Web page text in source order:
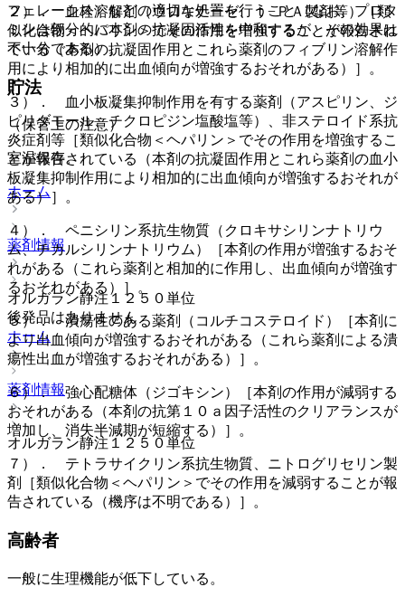
フェレーシス）などの適切な処置を行うこと（なお、プロタ
ミンは部分的に本剤の抗凝固活性を中和するが、その効果は
不十分である）。
貯法
（保管上の注意）
室温保存。
ホーム
薬剤情報
オルガラン静注１２５０単位
後発品はありません
ホーム
薬剤情報
オルガラン静注１２５０単位
２）． 血栓溶解剤（ウロキナーゼ、ｔ−ＰＡ製剤等）［類
似化合物＜ヘパリン＞でその作用を増強することが報告され
ている（本剤の抗凝固作用とこれら薬剤のフィブリン溶解作
用により相加的に出血傾向が増強するおそれがある）］。
３）． 血小板凝集抑制作用を有する薬剤（アスピリン、ジ
ピリダモール、チクロピジン塩酸塩等）、非ステロイド系抗
炎症剤等［類似化合物＜ヘパリン＞でその作用を増強するこ
とが報告されている（本剤の抗凝固作用とこれら薬剤の血小
板凝集抑制作用により相加的に出血傾向が増強するおそれが
ある）］。
４）． ペニシリン系抗生物質（クロキサシリンナトリウ
ム、チカルシリンナトリウム）［本剤の作用が増強するおそ
れがある（これら薬剤と相加的に作用し、出血傾向が増強す
るおそれがある）］。
５）． 潰瘍性のある薬剤（コルチコステロイド）［本剤に
より出血傾向が増強するおそれがある（これら薬剤による潰
瘍性出血が増強するおそれがある）］。
６）． 強心配糖体（ジゴキシン）［本剤の作用が減弱する
おそれがある（本剤の抗第１０ａ因子活性のクリアランスが
増加し、消失半減期が短縮する）］。
７）． テトラサイクリン系抗生物質、ニトログリセリン製
剤［類似化合物＜ヘパリン＞でその作用を減弱することが報
告されている（機序は不明である）］。
高齢者
一般に生理機能が低下している。